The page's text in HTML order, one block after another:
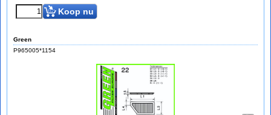
Koop nu
Green
P965005*1154